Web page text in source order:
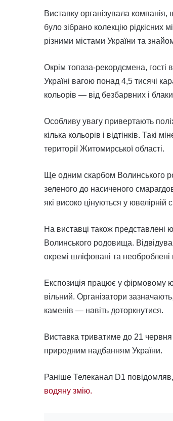
Виставку організувала
було зібрано колекцію рідкісних
різними містами України та
Окрім топаза-рекордсмена,
Україні вагою понад 4,5 тисячі
кольорів — від безбарвних і
Особливу увагу привертають
кілька кольорів і відтінків.
території Житомирської області.
Ще одним скарбом Волинського
зеленого до насиченого
які високо цінуються у ювелірній
На виставці також представлені
Волинського родовища.
окремі шліфовані та необроблені
Експозиція працює у фірмовому
вільний. Організатори
каменів — навіть доторкнутися.
Виставка триватиме до 21 червня
природним надбанням України.
Раніше Телеканал D1
водяну змію.